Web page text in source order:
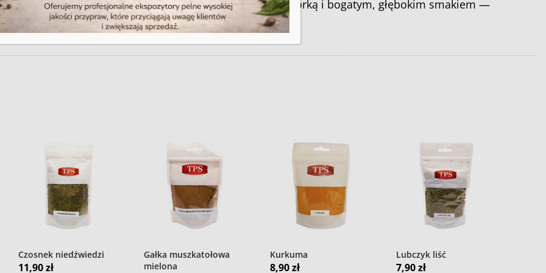
pieczeń zachwyci intensywnym aromatem, złocistą skórką i bogatym, głębokim smakiem —
okazji.
Czosnek niedźwiedzi
11,90zł
Gałka muszkatołowa
mielona
Kurkuma
8,90zł
Lubczyk liść
7,90zł